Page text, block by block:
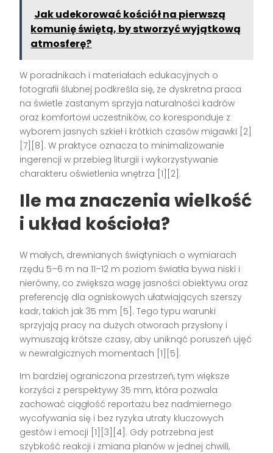
Jak udekorować kościół na pierwszą
komunię świętą, by stworzyć wyjątkową
atmosferę?
W poradnikach i materiałach edukacyjnych o
fotografii ślubnej podkreśla się, że dyskretna praca
na świetle zastanym sprzyja naturalności kadrów
oraz komfortowi uczestników, co koresponduje z
wyborem jasnych szkieł i krótkich czasów migawki [2]
[7][8]. W praktyce oznacza to minimalizowanie
ingerencji w przebieg liturgii i wykorzystywanie
charakteru oświetlenia wnętrza [1][2].
Ile ma znaczenia wielkość
i układ kościoła?
W małych, drewnianych świątyniach o wymiarach
rzędu 5–6 m na 11–12 m poziom światła bywa niski i
nierówny, co zwiększa wagę jasności obiektywu oraz
preferencję dla ogniskowych ułatwiających szerszy
kadr, takich jak 35 mm [5]. Tego typu warunki
sprzyjają pracy na dużych otworach przysłony i
wymuszają krótsze czasy, aby uniknąć poruszeń ujęć
w newralgicznych momentach [1][5].
Im bardziej ograniczona przestrzeń, tym większe
korzyści z perspektywy 35 mm, która pozwala
zachować ciągłość reportażu bez nadmiernego
wycofywania się i bez ryzyka utraty kluczowych
gestów i emocji [1][3][4]. Gdy potrzebna jest
szybkość reakcji i zmiana planów w jednej chwili,